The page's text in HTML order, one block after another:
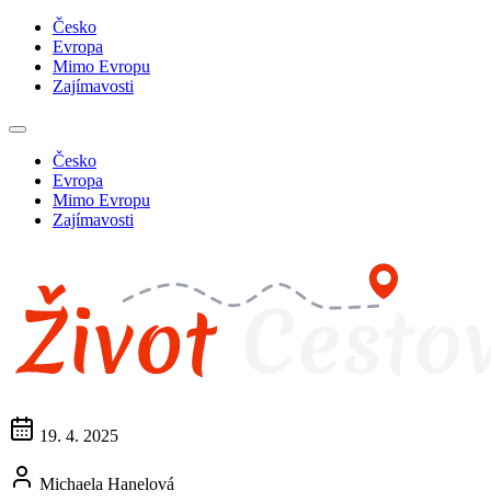
Česko
Evropa
Mimo Evropu
Zajímavosti
Česko
Evropa
Mimo Evropu
Zajímavosti
19. 4. 2025
Michaela Hanelová